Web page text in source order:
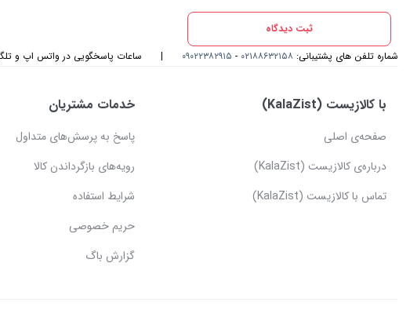
ثبت دیدگاه
شماره تلفن های پشتیبانی: ۰۲۱۸۸۶۳۲۱۵۸ - ۰۹۰۲۲۳۸۲۹۱۵ | ساعات پاسخگویی در واتس اپ و تلگرام: از 9 صبح
با کالازیست (KalaZist)
صفحه‌ی اصلی
درباره‌ی کالازیست (KalaZist)
تماس با کالازیست (KalaZist)
خدمات مشتریان
پاسخ به پرسش‌های متداول
رویه‌های بازگرداندن کالا
شرایط استفاده
حریم خصوصی
گزارش باگ